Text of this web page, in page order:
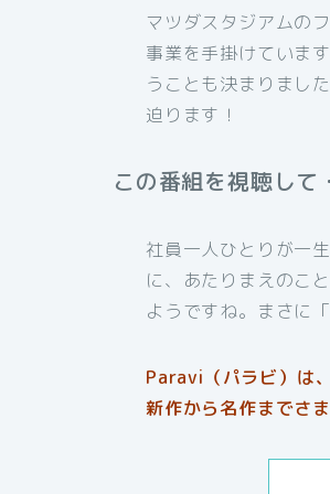
マツダスタジアムの
事業を手掛けていま
うことも決まりまし
迫ります！
この番組を視聴して
社員一人ひとりが一
に、あたりまえのこ
ようですね。まさに
Paravi（パラビ）は
新作から名作までさ